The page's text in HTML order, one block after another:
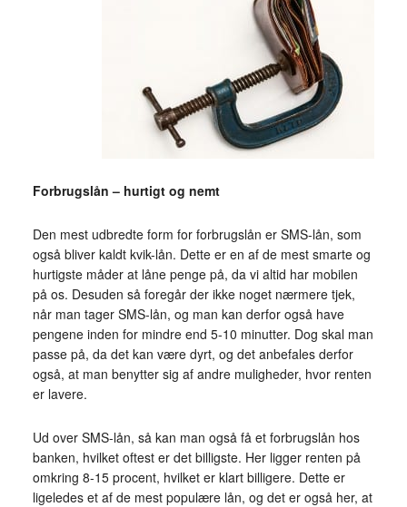
Forbrugslån – hurtigt og nemt
Den mest udbredte form for forbrugslån er SMS-lån, som
også bliver kaldt kvik-lån. Dette er en af de mest smarte og
hurtigste måder at låne penge på, da vi altid har mobilen
på os. Desuden så foregår der ikke noget nærmere tjek,
når man tager SMS-lån, og man kan derfor også have
pengene inden for mindre end 5-10 minutter. Dog skal man
passe på, da det kan være dyrt, og det anbefales derfor
også, at man benytter sig af andre muligheder, hvor renten
er lavere.
Ud over SMS-lån, så kan man også få et forbrugslån hos
banken, hvilket oftest er det billigste. Her ligger renten på
omkring 8-15 procent, hvilket er klart billigere. Dette er
ligeledes et af de mest populære lån, og det er også her, at